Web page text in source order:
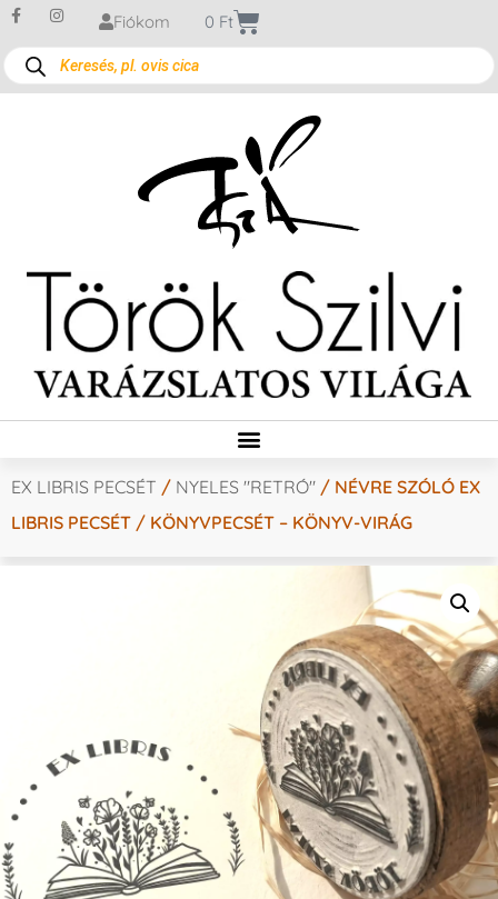
Fiókom 0 Ft
EX LIBRIS PECSÉT / NYELES "RETRÓ" / NÉVRE SZÓLÓ EX
LIBRIS PECSÉT / KÖNYVPECSÉT – KÖNYV-VIRÁG